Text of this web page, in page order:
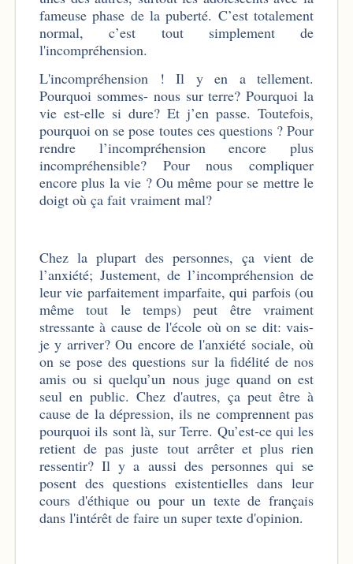
fameuse phase de la puberté. C’est totalement
normal, c’est tout simplement de
l'incompréhension.
L'incompréhension ! Il y en a tellement.
Pourquoi sommes- nous sur terre? Pourquoi la
vie est-elle si dure? Et j’en passe. Toutefois,
pourquoi on se pose toutes ces questions ? Pour
rendre l’incompréhension encore plus
incompréhensible? Pour nous compliquer
encore plus la vie ? Ou même pour se mettre le
doigt où ça fait vraiment mal?
Chez la plupart des personnes, ça vient de
l’anxiété; Justement, de l’incompréhension de
leur vie parfaitement imparfaite, qui parfois (ou
même tout le temps) peut être vraiment
stressante à cause de l'école où on se dit: vais-
je y arriver? Ou encore de l'anxiété sociale, où
on se pose des questions sur la fidélité de nos
amis ou si quelqu’un nous juge quand on est
seul en public. Chez d'autres, ça peut être à
cause de la dépression, ils ne comprennent pas
pourquoi ils sont là, sur Terre. Qu’est-ce qui les
retient de pas juste tout arrêter et plus rien
ressentir? Il y a aussi des personnes qui se
posent des questions existentielles dans leur
cours d'éthique ou pour un texte de français
dans l'intérêt de faire un super texte d'opinion.